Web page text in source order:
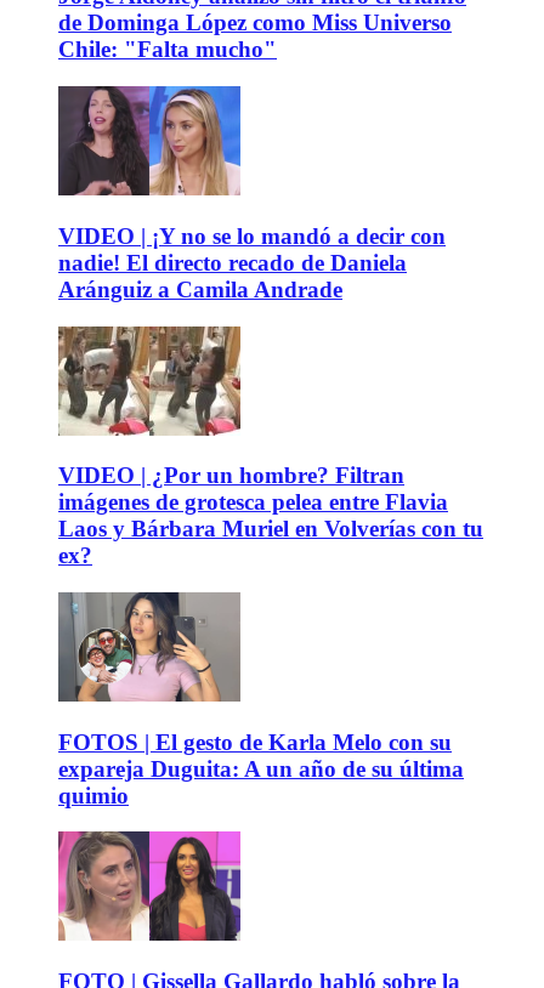
de Dominga López como Miss Universo
Chile: "Falta mucho"
VIDEO | ¡Y no se lo mandó a decir con
nadie! El directo recado de Daniela
Aránguiz a Camila Andrade
VIDEO | ¿Por un hombre? Filtran
imágenes de grotesca pelea entre Flavia
Laos y Bárbara Muriel en Volverías con tu
ex?
FOTOS | El gesto de Karla Melo con su
expareja Duguita: A un año de su última
quimio
FOTO | Gissella Gallardo habló sobre la